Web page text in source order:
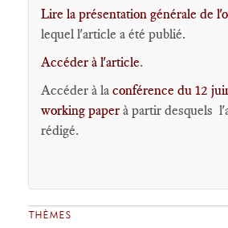
Lire la présentation générale de
lequel l'article a été publié.
Accéder à l'article.
Accéder à la conférence du 12
working paper à partir desquels
rédigé.
THÈMES